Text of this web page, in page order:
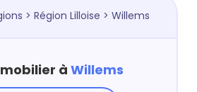
> Région Lilloise > Willems
à Willems